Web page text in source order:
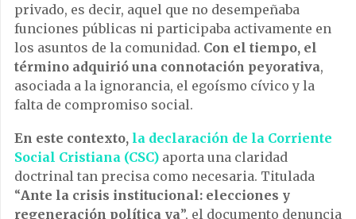
privado, es decir, aquel que no desempeñaba
funciones públicas ni participaba activamente en
los asuntos de la comunidad. Con el tiempo, el
término adquirió una connotación peyorativa,
asociada a la ignorancia, el egoísmo cívico y la
falta de compromiso social.
En este contexto, la declaración de la Corriente
Social Cristiana (CSC) aporta una claridad
doctrinal tan precisa como necesaria. Titulada
“Ante la crisis institucional: elecciones y
regeneración política ya”, el documento denuncia